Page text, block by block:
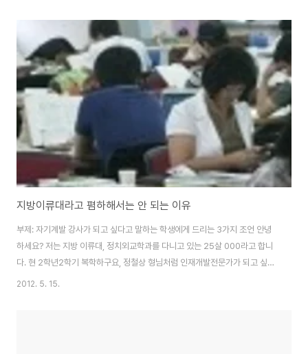
었습니다. 그래서 사람의 인생이란 한 치 앞을 알 수 없다고 말하는 것이겠죠.
그런데 그렇게 강의 들으러 많이 쫓아다니다보니 어느새 저도 이야기하고 싶은
욕구가 생기더라고요. 마구 마구^^그 덕분에 제 인생의 많은 것들이 뒤바뀌었
습니다. 다른 사람을 교육해본다는 것이 힘든 일이지만 그로인해 얻는 배움이
크다는 것을 깨달았습..
지방이류대라고 폄하해서는 안 되는 이유
부제: 자기계발 강사가 되고 싶다고 말하는 학생에게 드리는 3가지 조언 안녕
하세요? 저는 지방 이류대, 정치외교학과를 다니고 있는 25살 000라고 합니
다. 현 2학년2학기 복학하구요, 정철상 형님처럼 인재개발전문가가 되고 싶습
니다. 어려서부터 못난 제 모습에 대한 혐오감 때문에 열등감이 시작 되었습니
2012. 5. 15.